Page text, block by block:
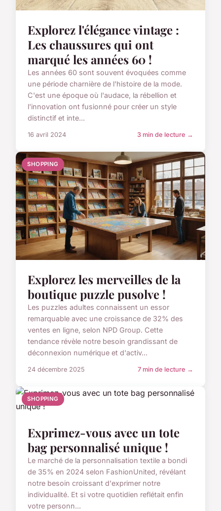
Explorez l'élégance vintage :
Les chaussures qui ont
marqué les années 60 !
Les années 60 sont souvent évoquées comme
une période charnière de l'histoire de la mode.
C'est une époque où l'audace, la rébellion et
l'innovation ont fusionné pour créer un style
distinctif et inte...
16 avril 2024 3 min de lecture →
SHOPPING
Explorez les merveilles de la
boutique puzzle pusolve !
Les puzzles adultes connaissent un essor
remarquable avec une croissance de 32% des
ventes en ligne, selon NPD Group. Cette
tendance révèle notre besoin grandissant de
déconnexion numérique et d'activ...
24 décembre 2025 7 min de lecture →
SHOPPING
Exprimez-vous avec un tote
bag personnalisé unique !
Le marché de la personnalisation textile a bondi
de 35% en 2024 selon FashionUnited, révélant
notre besoin croissant d'exprimer notre
individualité. Et si votre quotidien reflétait enfin
votre personn...